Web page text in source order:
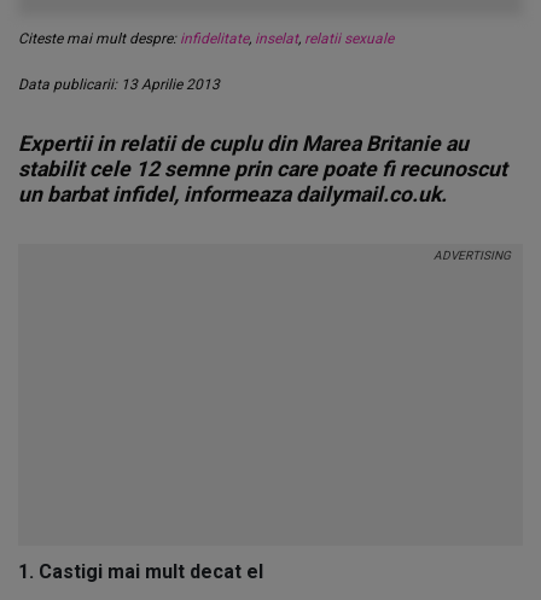
Citeste mai mult despre: infidelitate, inselat, relatii sexuale
Data publicarii: 13 Aprilie 2013
Expertii in relatii de cuplu din Marea Britanie au
stabilit cele 12 semne prin care poate fi recunoscut
un barbat infidel, informeaza dailymail.co.uk.
1. Castigi mai mult decat el